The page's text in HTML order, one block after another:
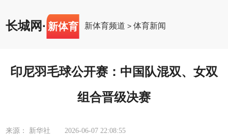
长城网· 新体育 新体育频道 >体育新闻
印尼羽毛球公开赛：中国队混双、女双
组合晋级决赛
来源： 新华社 2026-06-07 22:08:55